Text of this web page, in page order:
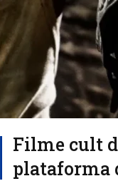
Filme cult
plataforma